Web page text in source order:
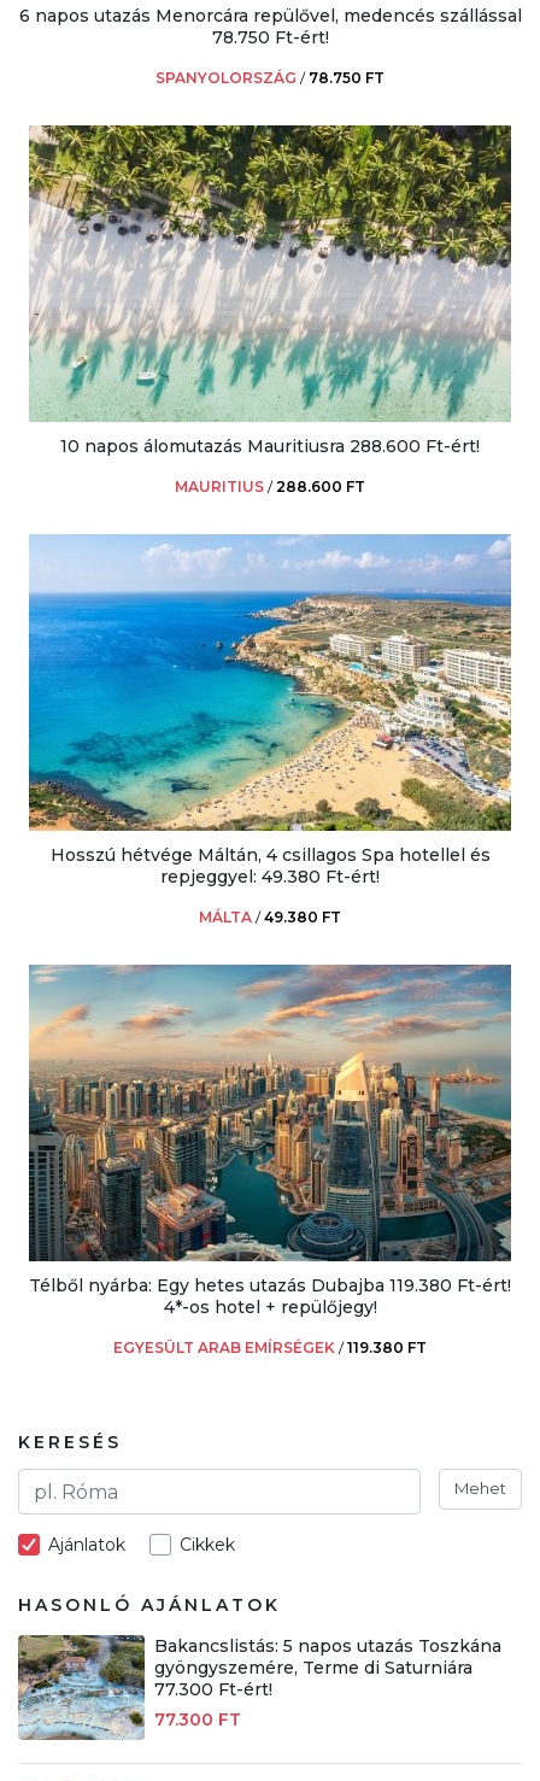
6 napos utazás Menorcára repülővel, medencés szállással
78.750 Ft-ért!
SPANYOLORSZÁG / 78.750 FT
10 napos álomutazás Mauritiusra 288.600 Ft-ért!
MAURITIUS /288.600 FT
Hosszú hétvége Máltán, 4 csillagos Spa hotellel és
repjeggyel: 49.380 Ft-ért!
MÁLTA /49.380 FT
Télből nyárba: Egy hetes utazás Dubajba 119.380 Ft-ért!
4*-os hotel + repülőjegy!
EGYESÜLT ARAB EMÍRSÉGEK /119.380 FT
KERESÉS
Mehet
Ajánlatok Cikkek
HASONLÓ AJÁNLATOK
Bakancslistás: 5 napos utazás Toszkána
gyöngyszemére, Terme di Saturniára
77.300 Ft-ért!
77.300 FT